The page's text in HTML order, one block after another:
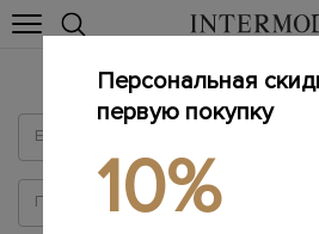
Войти
Персональная
первую покупку
10%